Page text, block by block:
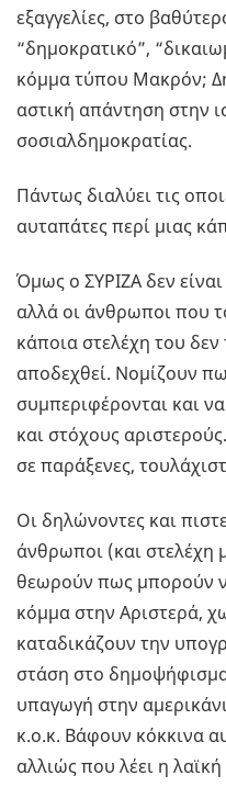
εξαγγελίες, στο
“δημοκρατικό”,
κόμμα τύπου Μακρόν;
αστική απάντηση στην
σοσιαλδημοκρατίας.
Πάντως διαλύει τις
αυταπάτες περί μιας
Όμως ο ΣΥΡΙΖΑ δεν
αλλά οι άνθρωποι που
κάποια στελέχη του
αποδεχθεί. Νομίζουν
συμπεριφέρονται και
και στόχους
σε παράξενες,
Οι δηλώνοντες και
άνθρωποι (και στελέχη
θεωρούν πως μπορούν
κόμμα στην Αριστερά,
καταδικάζουν την
στάση στο
υπαγωγή στην
κ.ο.κ. Βάφουν κόκκινα
αλλιώς που λέει η